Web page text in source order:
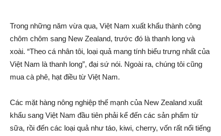
Trong những năm vừa qua, Việt Nam xuất khẩu thành công
chôm chôm sang New Zealand, trước đó là thanh long và
xoài. “Theo cá nhân tôi, loại quả mang tính biểu trưng nhất của
Việt Nam là thanh long”, đại sứ nói. Ngoài ra, chúng tôi cũng
mua cà phê, hạt điều từ Việt Nam.
Các mặt hàng nông nghiệp thế mạnh của New Zealand xuất
khẩu sang Việt Nam đầu tiên phải kể đến các sả‌n phẩm từ
sữa, rồi đến các loại quả như táo, kiwi, cherry, vốn rất nổi tiếng